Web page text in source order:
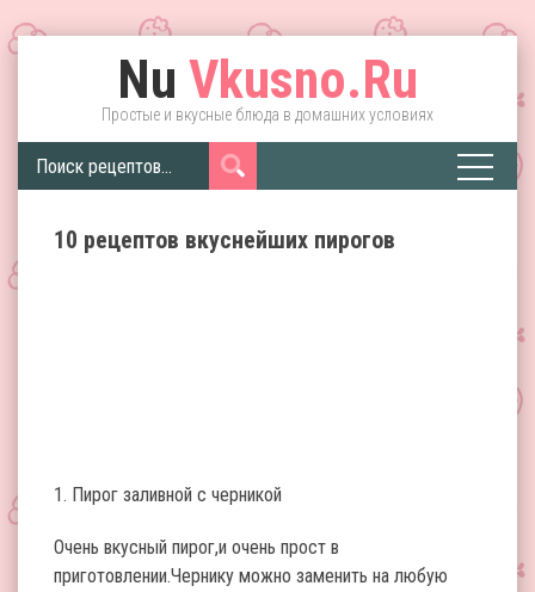
Nu Vkusno.Ru
Простые и вкусные блюда в домашних условиях
10 рецептов вкуснейших пирогов
1. Пирог заливной с черникой
Очень вкусный пирог,и очень прост в
приготовлении.Чернику можно заменить на любую